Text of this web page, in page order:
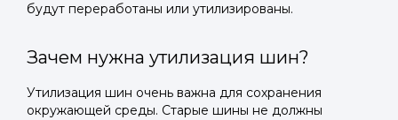
будут переработаны или утилизированы.
Зачем нужна утилизация шин?
Утилизация шин очень важна для сохранения
окружающей среды. Старые шины не должны